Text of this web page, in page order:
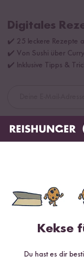
Digitales
✔️ 25 leckere Rezepte
✔️ Von Sushi über
✔️ Inklusive Tipps &
Mehr Rezepte
Kekse
Du hast es dir